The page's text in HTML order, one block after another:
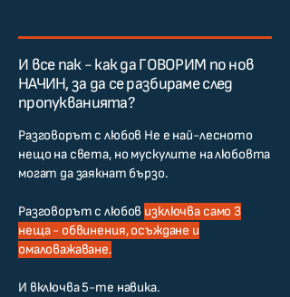
И все пак - как да ГОВОРИМ по нов
НАЧИН, за да се разбираме след
пропукванията?
Разговорът с любов Не е най-лесното
нещо на света, но мускулите на любовта
могат да заякнат бързо.
Разговорът с любов изключва само 3
неща - обвинения, осъждане и
омаловажаване.
И включва 5-те навика.